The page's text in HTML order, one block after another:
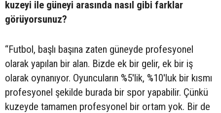
kuzeyi ile güneyi arasında nasıl gibi farklar
görüyorsunuz?
“Futbol, başlı başına zaten güneyde profesyonel
olarak yapılan bir alan. Bizde ek bir gelir, ek bir iş
olarak oynanıyor. Oyuncuların %5'lik, %10'luk bir kısmı
profesyonel şekilde burada bir spor yapabilir. Çünkü
kuzeyde tamamen profesyonel bir ortam yok. Bir de